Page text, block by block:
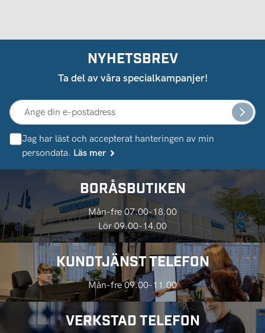
NYHETSBREV
Ta del av våra specialkampanjer!
Jag har läst och accepterat hanteringen av min
persondata. Läs mer
BORÅSBUTIKEN
Mån-fre 07.00-18.00
Lör 09.00-14.00
KUNDTJÄNST TELEFON
Mån-fre 09.00-11.00
VERKSTAD TELEFON